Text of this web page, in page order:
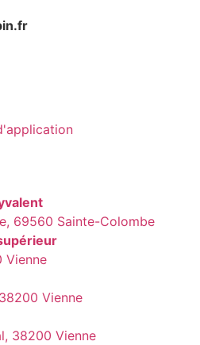
69560 Sainte-Colombe
Vienne
Vienne
38200 Vienne